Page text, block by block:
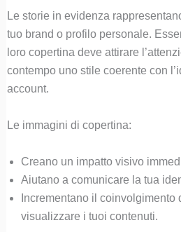
Le storie in evidenza
tuo brand o profilo personale.
loro copertina deve attirare
contempo uno stile coerente con
account.
Le immagini di copertina:
Creano un impatto visivo
Aiutano a comunicare la tua
Incrementano il
visualizzare i tuoi contenuti.